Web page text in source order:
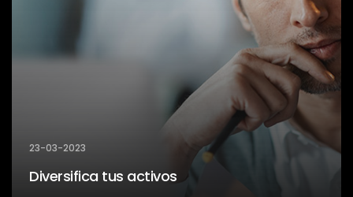
23-03-2023
Diversifica tus activos